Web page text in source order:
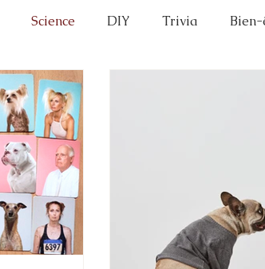
Science DIY Trivia